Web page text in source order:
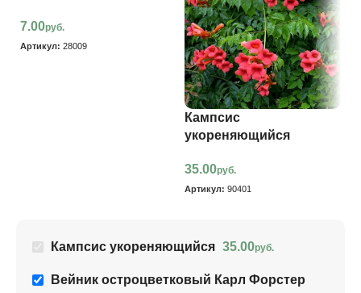
7.00руб.
Артикул: 28009
Кампсис
укореняющийся
35.00руб.
Артикул: 90401
Кампсис укореняющийся 35.00руб.
Вейник остроцветковый Карл Форстер